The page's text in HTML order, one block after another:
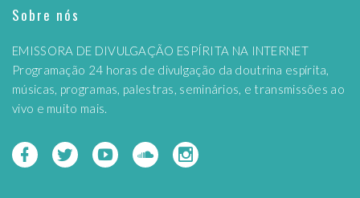
Sobre nós
EMISSORA DE DIVULGAÇÃO ESPÍRITA NA INTERNET
Programação 24 horas de divulgação da doutrina espírita,
músicas, programas, palestras, seminários, e transmissões ao
vivo e muito mais.